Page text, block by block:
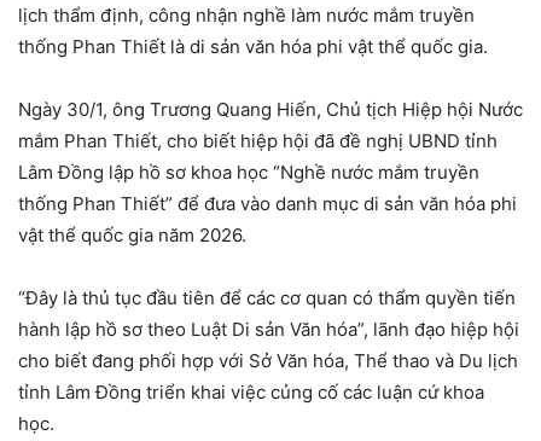
lịch thẩm định, công nhận nghề làm nước mắm truyền
thống Phan Thiết là di sản văn hóa phi vật thể quốc gia.
Ngày 30/1, ông Trương Quang Hiến, Chủ tịch Hiệp hội Nước
mắm Phan Thiết, cho biết hiệp hội đã đề nghị UBND tỉnh
Lâm Đồng lập hồ sơ khoa học “Nghề nước mắm truyền
thống Phan Thiết” để đưa vào danh mục di sản văn hóa phi
vật thể quốc gia năm 2026.
“Đây là thủ tục đầu tiên để các cơ quan có thẩm quyền tiến
hành lập hồ sơ theo Luật Di sản Văn hóa”, lãnh đạo hiệp hội
cho biết đang phối hợp với Sở Văn hóa, Thể thao và Du lịch
tỉnh Lâm Đồng triển khai việc củng cố các luận cứ khoa
học.